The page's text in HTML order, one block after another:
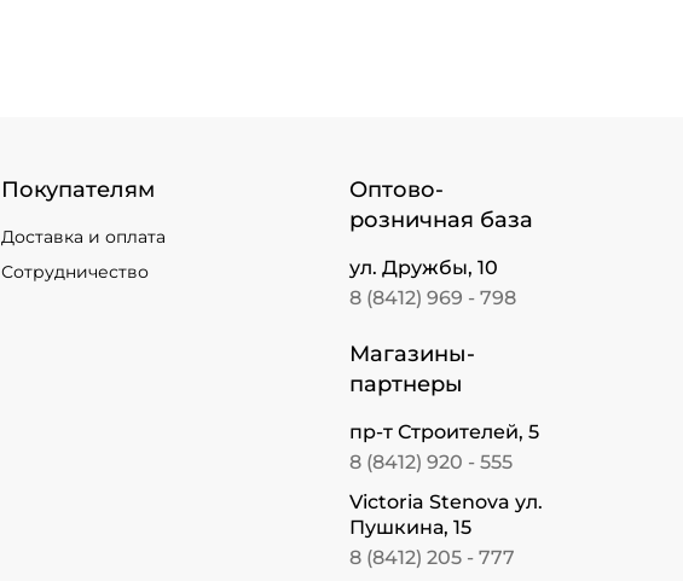
Покупателям
Доставка и оплата
Сотрудничество
Оптово-
розничная база
ул. Дружбы, 10
8 (8412) 969 - 798
Магазины-
партнеры
пр-т Строителей, 5
8 (8412) 920 - 555
Victoria Stenova ул.
Пушкина, 15
8 (8412) 205 - 777